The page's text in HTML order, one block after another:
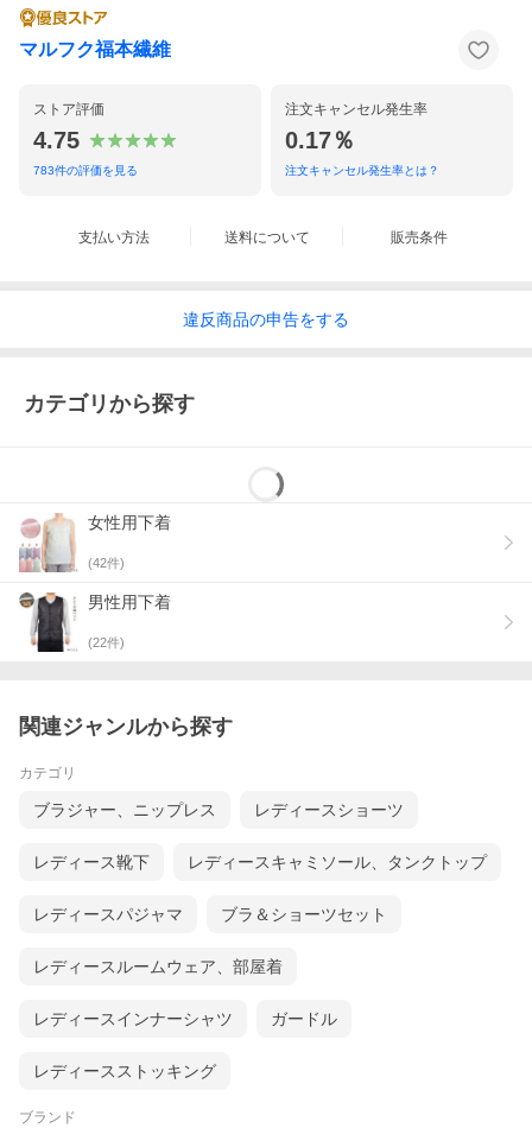
マルフク福本繊維
ストア評価
4.75
783件の評価を見る
注文キャンセル発生率
0.17％
注文キャンセル発生率とは？
支払い方法 送料について 販売条件
違反商品の申告をする
カテゴリから探す
女性用下着
(42件)
男性用下着
(22件)
関連ジャンルから探す
カテゴリ
ブラジャー、ニップレス レディースショーツ
レディース靴下 レディースキャミソール、タンクトップ
レディースパジャマ ブラ＆ショーツセット
レディースルームウェア、部屋着
レディースインナーシャツ ガードル
レディースストッキング
ブランド